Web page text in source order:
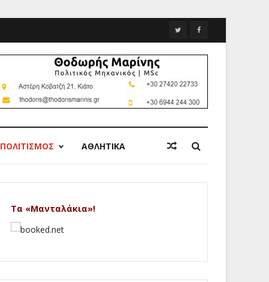
ΠΟΛΙΤΙΣΜΟΣ ΑΘΛΗΤΙΚΑ
Τα «Μανταλάκια»!